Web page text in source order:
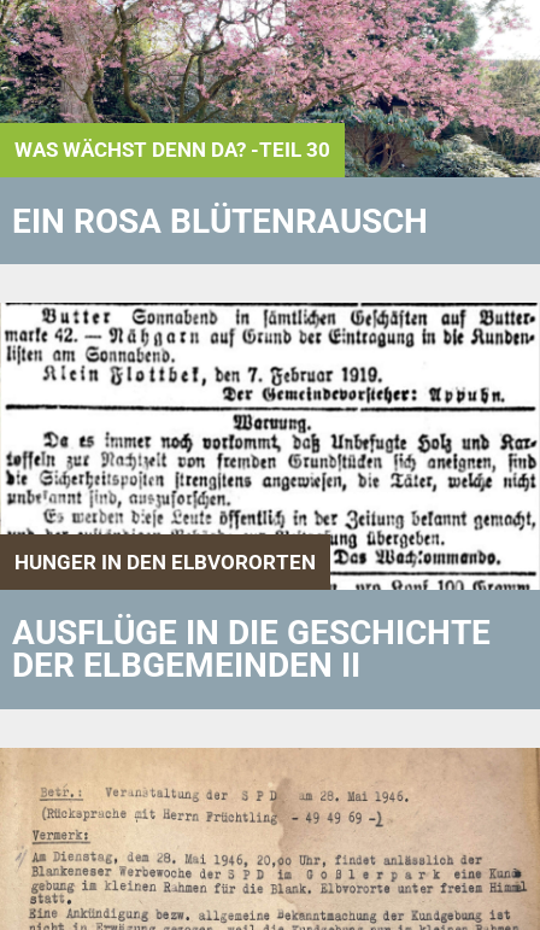
WAS WÄCHST DENN DA? -TEIL 30
EIN ROSA BLÜTENRAUSCH
HUNGER IN DEN ELBVORORTEN
AUSFLÜGE IN DIE GESCHICHTE
DER ELBGEMEINDEN II